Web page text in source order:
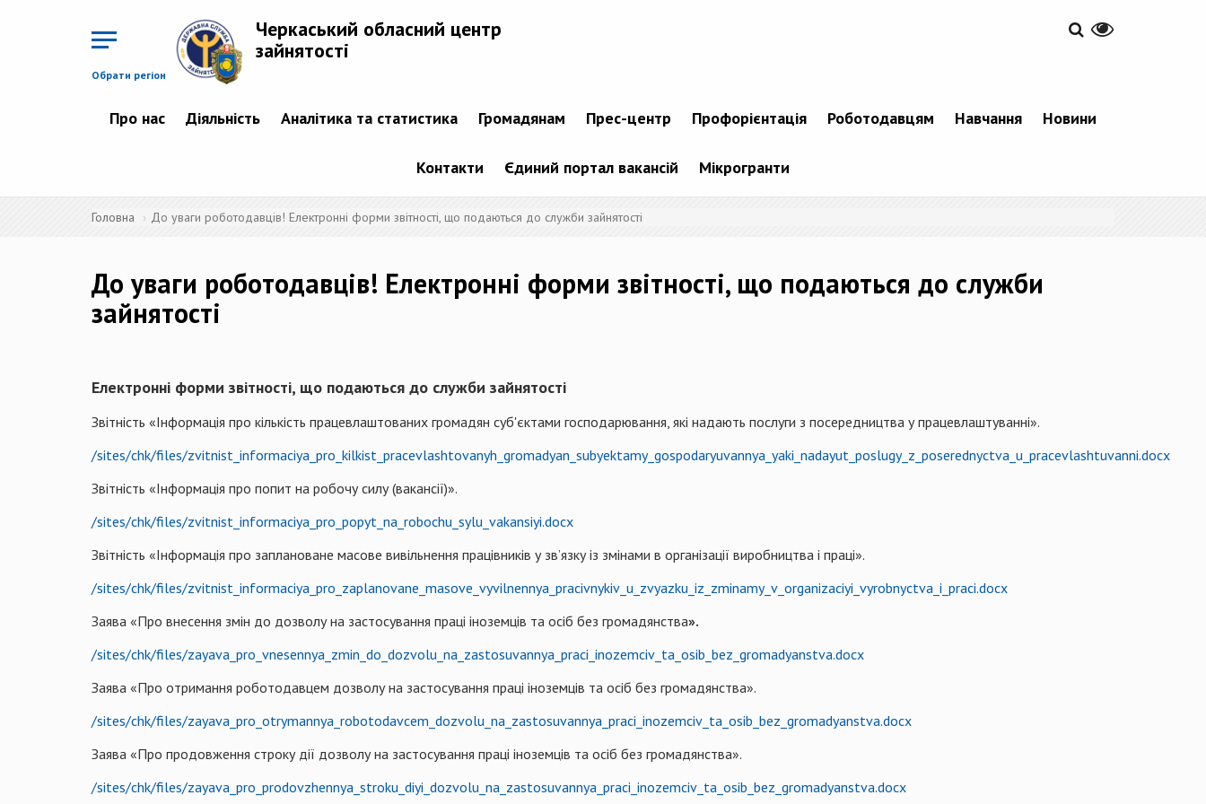
Обрати регіон
Черкаський обласний центр
зайнятості
Про нас Діяльність Аналітика та статистика Громадянам Прес-центр Профорієнтація Роботодавцям Навчання Новини
Контакти Єдиний портал вакансій Мікрогранти
Головна До уваги роботодавців! Електронні форми звітності, що подаються до служби зайнятості
До уваги роботодавців! Електронні форми звітності, що подаються до служби
зайнятості
Електронні форми звітності, що подаються до служби зайнятості
Звітність «Інформація про кількість працевлаштованих громадян суб'єктами господарювання, які надають послуги з посередництва у працевлаштуванні».
/sites/chk/files/zvitnist_informaciya_pro_kilkist_pracevlashtovanyh_gromadyan_subyektamy_gospodaryuvannya_yaki_nadayut_poslugy_z_poserednyctva_u_pracevlashtuvanni.docx
Звітність «Інформація про попит на робочу силу (вакансії)».
/sites/chk/files/zvitnist_informaciya_pro_popyt_na_robochu_sylu_vakansiyi.docx
Звітність «Інформація про заплановане масове вивільнення працівників у зв’язку із змінами в організації виробництва і праці».
/sites/chk/files/zvitnist_informaciya_pro_zaplanovane_masove_vyvilnennya_pracivnykiv_u_zvyazku_iz_zminamy_v_organizaciyi_vyrobnyctva_i_praci.docx
Заява «Про внесення змін до дозволу на застосування праці іноземців та осіб без громадянства».
/sites/chk/files/zayava_pro_vnesennya_zmin_do_dozvolu_na_zastosuvannya_praci_inozemciv_ta_osib_bez_gromadyanstva.docx
Заява «Про отримання роботодавцем дозволу на застосування праці іноземців та осіб без громадянства».
/sites/chk/files/zayava_pro_otrymannya_robotodavcem_dozvolu_na_zastosuvannya_praci_inozemciv_ta_osib_bez_gromadyanstva.docx
Заява «Про продовження строку дії дозволу на застосування праці іноземців та осіб без громадянства».
/sites/chk/files/zayava_pro_prodovzhennya_stroku_diyi_dozvolu_na_zastosuvannya_praci_inozemciv_ta_osib_bez_gromadyanstva.docx